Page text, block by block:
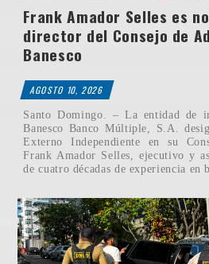
Frank Amador Selles es
director del Consejo de
Banesco
AGOSTO 10, 2026
Santo Domingo. – La entidad de
Banesco Banco Múltiple, S.A.
Externo Independiente en su
Frank Amador Selles, ejecutivo y
de cuatro décadas de experiencia